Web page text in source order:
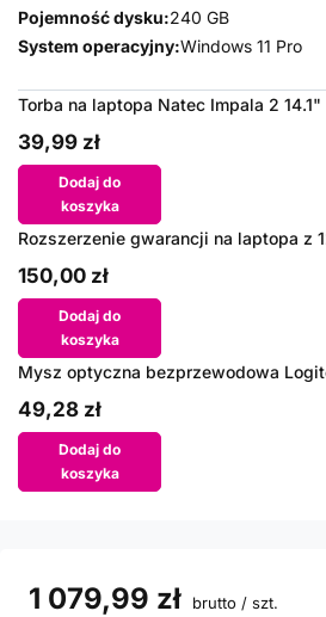
Pojemność dysku:240 GB
System operacyjny:Windows 11 Pro
Torba na laptopa Natec Impala 2 14.1"
39,99 zł
Dodaj do
koszyka
Rozszerzenie gwarancji na laptopa z
150,00 zł
Dodaj do
koszyka
Mysz optyczna bezprzewodowa
49,28 zł
Dodaj do
koszyka
1 079,99 zł brutto / szt.